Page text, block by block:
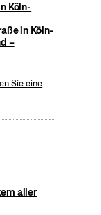
Köln-
in Köln-
–
Sie eine
aller